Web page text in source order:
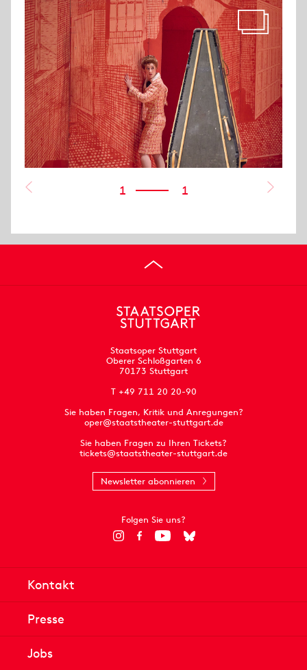
1 1
Staatsoper Stuttgart
Oberer Schloßgarten 6
70173 Stuttgart
T +49 711 20 20-90
Sie haben Fragen, Kritik und Anregungen?
oper@staatstheater-stuttgart.de
Sie haben Fragen zu Ihren Tickets?
tickets@staatstheater-stuttgart.de
Newsletter abonnieren
Folgen Sie uns?
Kontakt
Presse
Jobs